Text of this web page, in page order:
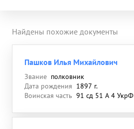
Найдены похожие документы
Пашков Илья Михайлович
Звание полковник
Дата рождения 1897 г.
Воинская часть 91 сд 51 А 4 УкрФ